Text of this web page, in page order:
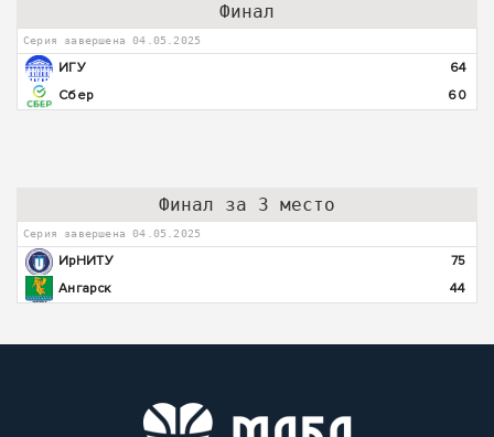
Финал
Серия завершена 04.05.2025
ИГУ
64
Сбер
60
Финал за 3 место
Серия завершена 04.05.2025
ИрНИТУ
75
Ангарск
44